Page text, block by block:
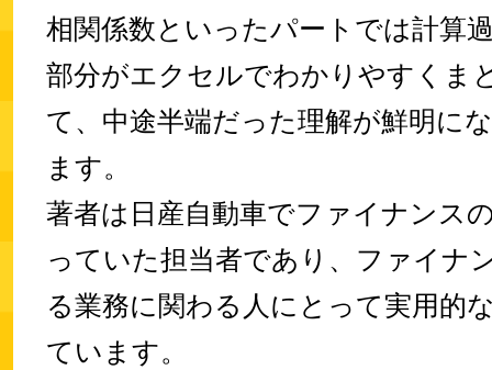
相関係数といったパートでは計算
部分がエクセルでわかりやすくま
て、中途半端だった理解が鮮明に
ます。
著者は日産自動車でファイナンス
っていた担当者であり、ファイナ
る業務に関わる人にとって実用的
ています。